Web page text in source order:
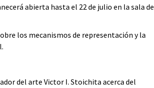
abierta hasta el 22 de julio en la sala de
los mecanismos de representación y la
del arte Victor I. Stoichita acerca del